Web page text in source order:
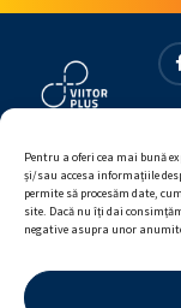
Pentru a oferi cea mai bună
și/sau accesa informațiile
permite să procesăm date,
site. Dacă nu îți dai
negative asupra unor